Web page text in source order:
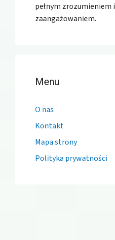
pełnym zrozumieniem i
zaangażowaniem.
Menu
O nas
Kontakt
Mapa strony
Polityka prywatności